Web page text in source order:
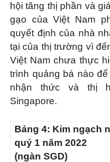
hội tăng thị phần và
gạo của Việt Nam
quyết định của nhà
tại của thị trường vì
Việt Nam chưa thực
trình quảng bá nào
nhận thức và thị
Singapore.
Bảng 4: Kim ngạch
quý 1 năm 2022
(ngàn SGD)